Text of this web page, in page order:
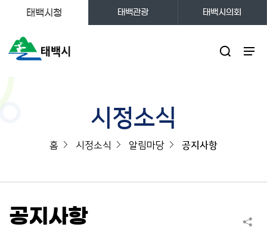
태백시청 태백관광 태백시의회
시정소식
홈 시정소식 알림마당 공지사항
공지사항